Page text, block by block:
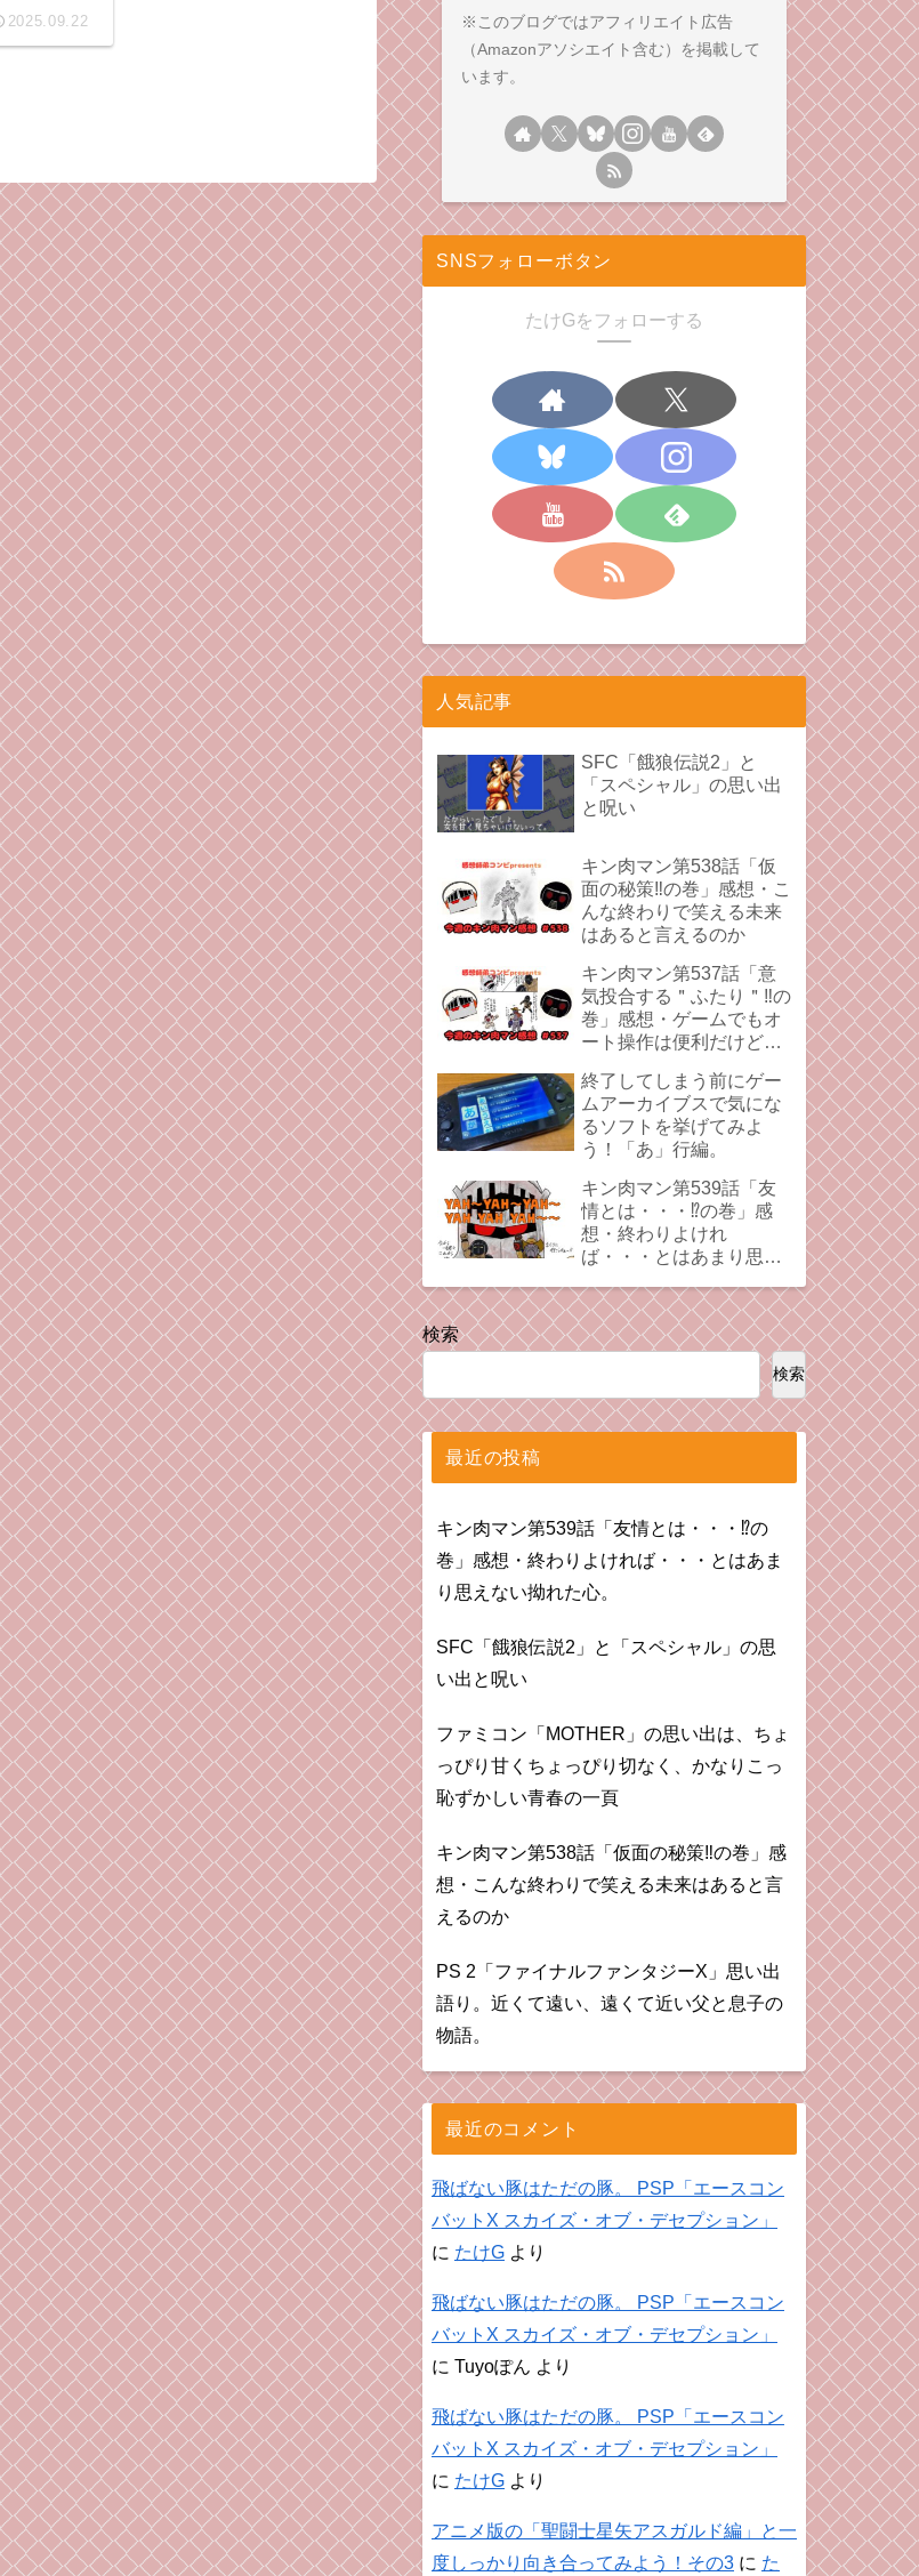
2025.09.22
※このブログではアフィリエイト広告
（Amazonアソシエイト含む）を掲載して
います。
SNSフォローボタン
たけGをフォローする
人気記事
SFC「餓狼伝説2」と
「スペシャル」の思い出
と呪い
キン肉マン第538話「仮
面の秘策‼︎の巻」感想・こ
んな終わりで笑える未来
はあると言えるのか
キン肉マン第537話「意
気投合する＂ふたり＂‼︎の
巻」感想・ゲームでもオ
ート操作は便利だけど、
ことあるよね。
終了してしまう前にゲー
ムアーカイブスで気にな
るソフトを挙げてみよ
う！「あ」行編。
キン肉マン第539話「友
情とは・・・⁉︎の巻」感
想・終わりよけれ
ば・・・とはあまり思え
検索
検索
最近の投稿
キン肉マン第539話「友情とは・・・⁉︎の
巻」感想・終わりよければ・・・とはあま
り思えない拗れた心。
SFC「餓狼伝説2」と「スペシャル」の思
い出と呪い
ファミコン「MOTHER」の思い出は、ちょ
っぴり甘くちょっぴり切なく、かなりこっ
恥ずかしい青春の一頁
キン肉マン第538話「仮面の秘策‼︎の巻」感
想・こんな終わりで笑える未来はあると言
えるのか
PS 2「ファイナルファンタジーX」思い出
語り。近くて遠い、遠くて近い父と息子の
物語。
最近のコメント
飛ばない豚はただの豚。 PSP「エースコン
バットX スカイズ・オブ・デセプション」
に たけG より
飛ばない豚はただの豚。 PSP「エースコン
バットX スカイズ・オブ・デセプション」
に Tuyoぽん より
飛ばない豚はただの豚。 PSP「エースコン
バットX スカイズ・オブ・デセプション」
に たけG より
アニメ版の「聖闘士星矢アスガルド編」と一
度しっかり向き合ってみよう！その3 に た